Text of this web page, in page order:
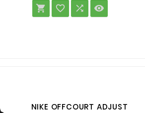
   
NIKE OFFCOURT ADJUST